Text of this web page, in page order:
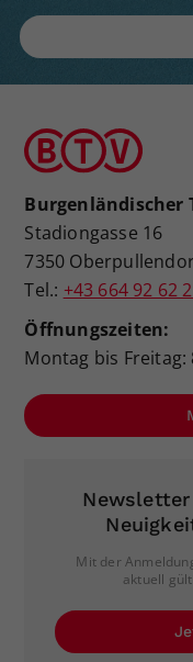
Burgenländischer
Stadiongasse 16
7350
Tel.: +43 664 92 62
Öffnungszeiten:
Montag bis Freitag:
Mit der
aktuell